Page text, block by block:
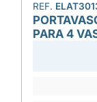
REF.
PARA 4